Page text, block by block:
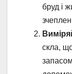
бруд і
скла,